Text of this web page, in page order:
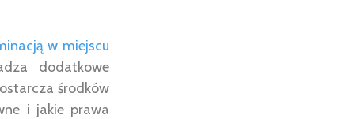
w miejscu
dodatkowe
środków
i jakie prawa